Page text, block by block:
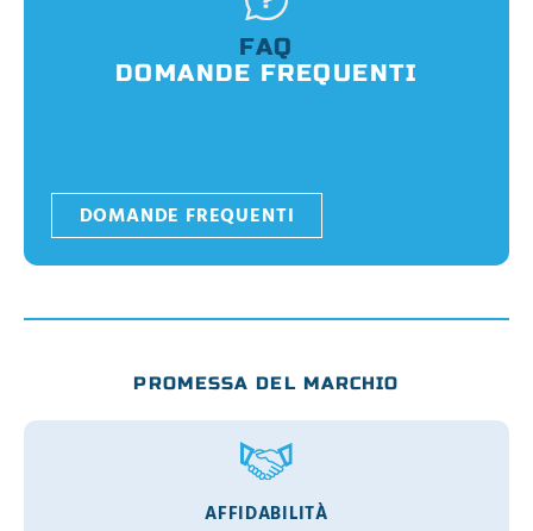
FAQ
DOMANDE FREQUENTI
DOMANDE FREQUENTI
PROMESSA DEL MARCHIO
AFFIDABILITÀ